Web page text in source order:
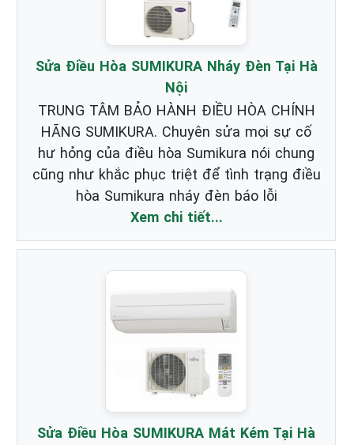
Sửa Điều Hòa SUMIKURA Nháy Đèn Tại Hà
Nội
TRUNG TÂM BẢO HÀNH ĐIỀU HÒA CHÍNH
HÃNG SUMIKURA. Chuyên sửa mọi sự cố
hư hỏng của điều hòa Sumikura nói chung
cũng như khắc phục triệt để tình trạng điều
hòa Sumikura nháy đèn báo lỗi
Xem chi tiết...
Sửa Điều Hòa SUMIKURA Mát Kém Tại Hà